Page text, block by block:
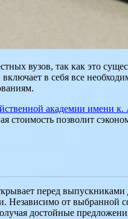
вузов, так как это
в себя все
академии имени
стоимость позволит
перед
Независимо от выбранной
достойные